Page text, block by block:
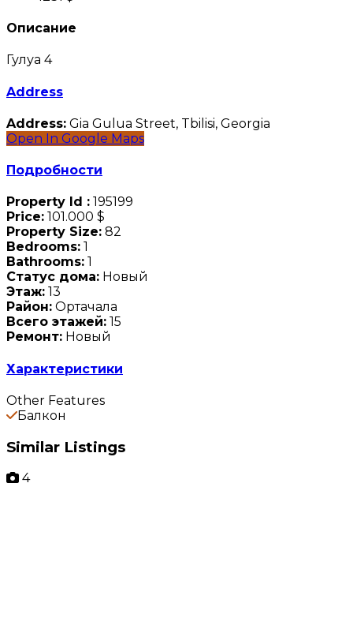
Описание
Гулуа 4
Address
Address: Gia Gulua Street, Tbilisi, Georgia
Open In Google Maps
Подробности
Property Id : 195199
Price: 101.000 $
Property Size: 82
Bedrooms: 1
Bathrooms: 1
Статус дома: Новый
Этаж: 13
Район: Ортачала
Всего этажей: 15
Ремонт: Новый
Характеристики
Other Features
Балкон
Similar Listings
4